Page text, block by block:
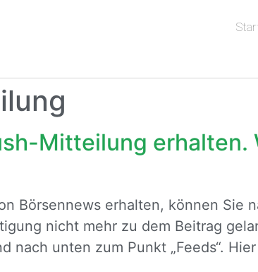
Mitteilung erhalten.
Börsennews erhalten, können Sie
nicht mehr zu dem Beitrag
nach unten zum Punkt „Feeds“.